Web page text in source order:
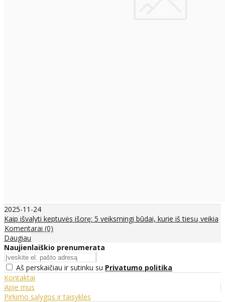
2025-11-24
Kaip išvalyti keptuvės išorę: 5 veiksmingi būdai, kurie iš tiesų veikia
Komentarai (0)
Daugiau
Naujienlaiškio prenumerata
Aš perskaičiau ir sutinku su Privatumo politika
Kontaktai
Apie mus
Pirkimo sąlygos ir taisyklės